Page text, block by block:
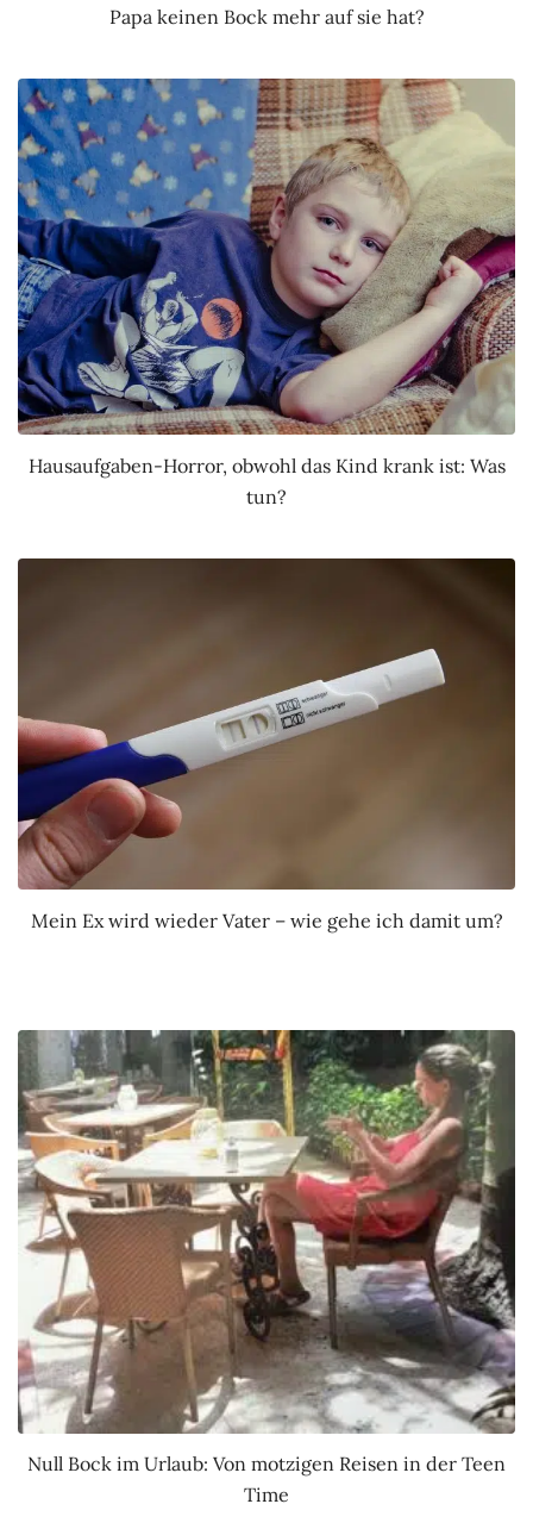
Papa keinen Bock mehr auf sie hat?
Hausaufgaben-Horror, obwohl das Kind krank ist: Was
tun?
Mein Ex wird wieder Vater – wie gehe ich damit um?
Null Bock im Urlaub: Von motzigen Reisen in der Teen
Time